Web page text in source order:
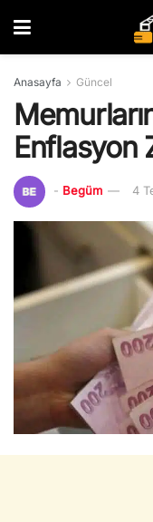
Anasayfa Güncel
Enflasyon
- Begüm 4